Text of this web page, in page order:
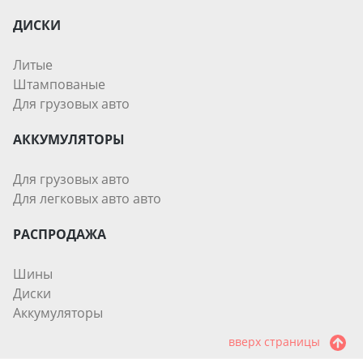
ДИСКИ
Литые
Штампованые
Для грузовых авто
АККУМУЛЯТОРЫ
Для грузовых авто
Для легковых авто авто
РАСПРОДАЖА
Шины
Диски
Аккумуляторы
вверх страницы